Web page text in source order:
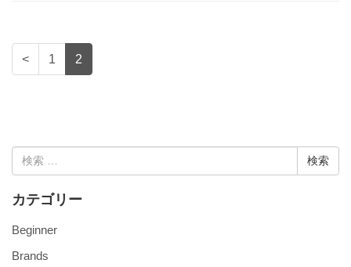
< 1 2
検
索:
カテゴリー
Beginner
Brands